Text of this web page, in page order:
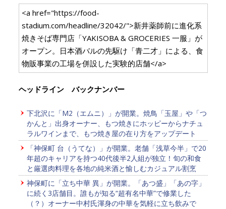
<a href="https://food-
stadium.com/headline/32042/">新井薬師前に進化系
焼きそば専門店「YAKISOBA & GROCERIES 一服」が
オープン。日本酒バルの先駆け「青二才」による、食
物販事業の工場を併設した実験的店舗</a>
ヘッドライン バックナンバー
下北沢に「M2（エムニ）」が開業。焼鳥「玉屋」や「つ
かんと」出身オーナー、もつ焼きにホッピーからナチュ
ラルワインまで、もつ焼き屋の在り方をアップデート
「神保町 台（うてな）」が開業。老舗「浅草今半」で20
年超のキャリアを持つ40代後半2人組が独立！旬の和食
と厳選肉料理を各地の純米酒と愉しむカジュアル割烹
神保町に「立ち中華 異」が開業。「あつ盛」「あの字」
に続く3店舗目。誰もが知る“超有名中華”で修業した
（？）オーナー中村氏渾身の中華を気軽に立ち飲みで